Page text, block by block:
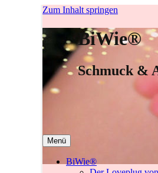
Zum Inhalt springen
BiWie®
Schmuck &
Menü
BiWie®